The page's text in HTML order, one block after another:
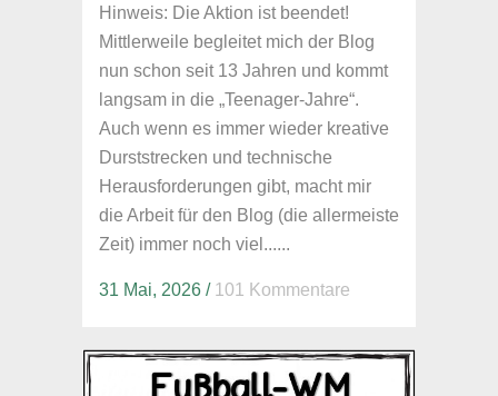
Hinweis: Die Aktion ist beendet!
Mittlerweile begleitet mich der Blog
nun schon seit 13 Jahren und kommt
langsam in die „Teenager-Jahre“.
Auch wenn es immer wieder kreative
Durststrecken und technische
Herausforderungen gibt, macht mir
die Arbeit für den Blog (die allermeiste
Zeit) immer noch viel......
31 Mai, 2026 / 101 Kommentare